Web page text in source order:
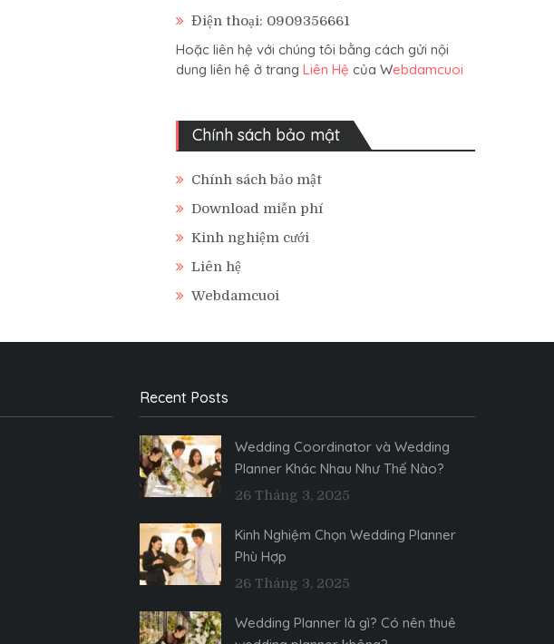
Điện thoại: 0909356661
Hoặc liên hệ với chúng tôi bằng cách gửi nội
dung liên hệ ở trang Liên Hệ của Webdamcuoi
Chính sách bảo mật
Chính sách bảo mật
Download miễn phí
Kinh nghiệm cưới
Liên hệ
Webdamcuoi
Recent Posts
Wedding Coordinator và Wedding
Planner Khác Nhau Như Thế Nào?
26 Tháng 3, 2025
Kinh Nghiệm Chọn Wedding Planner
Phù Hợp
26 Tháng 3, 2025
Wedding Planner là gì? Có nên thuê